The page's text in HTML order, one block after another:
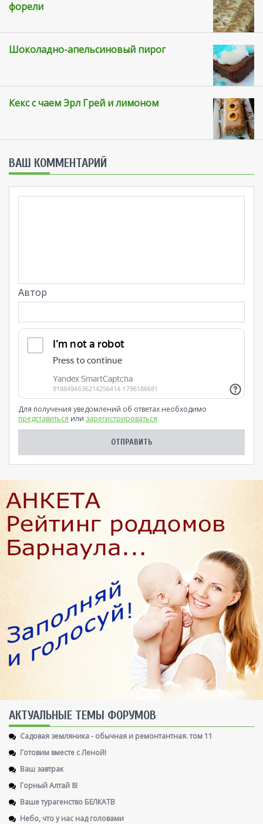
форели
Шоколадно-апельсиновый пирог
Кекс с чаем Эрл Грей и лимоном
ВАШ КОММЕНТАРИЙ
Автор
Для получения уведомлений об ответах необходимо
представиться или зарегистрироваться
AКТУАЛЬНЫЕ ТЕМЫ ФОРУМОВ
Садовая земляника - обычная и ремонтантная. том 11
Готовим вместе с Леной!
Ваш завтрак
Горный Алтай 8!
Ваше турагенство БЕЛКАТВ
Небо, что у нас над головами